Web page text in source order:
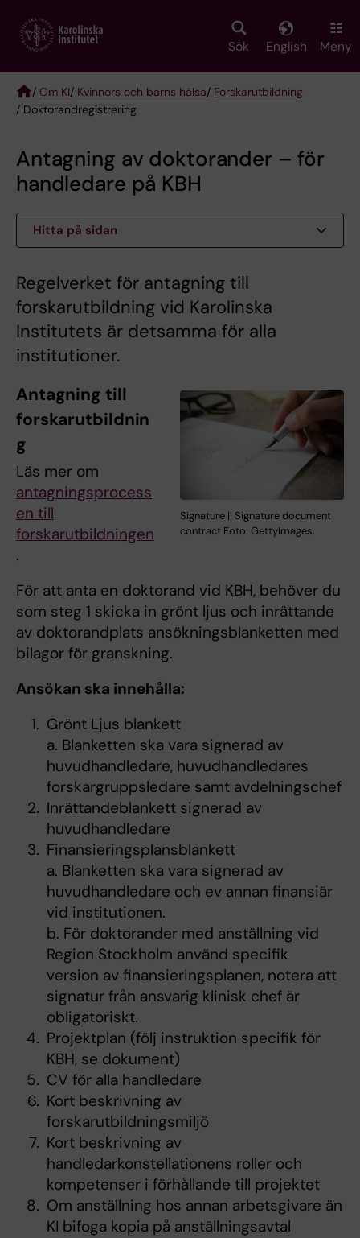
main
Sök English Meny
Breadcrumb
/ Om KI/ Kvinnors och barns hälsa/ Forskarutbildning
/ Doktorandregistrering
Antagning av doktorander – för
handledare på KBH
Hitta på sidan
Regelverket för antagning till
forskarutbildning vid Karolinska
Institutets är detsamma för alla
institutioner.
Signature || Signature document
contract Foto: GettyImages.
Antagning till
forskarutbildnin
g
Läs mer om
antagningsprocess
en till
forskarutbildningen
.
För att anta en doktorand vid KBH, behöver du
som steg 1 skicka in grönt ljus och inrättande
av doktorandplats ansökningsblanketten med
bilagor för granskning.
Ansökan ska innehålla:
Grönt Ljus blankett
a. Blanketten ska vara signerad av
huvudhandledare, huvudhandledares
forskargruppsledare samt avdelningschef
Inrättandeblankett signerad av
huvudhandledare
Finansieringsplansblankett
a. Blanketten ska vara signerad av
huvudhandledare och ev annan finansiär
vid institutionen.
b. För doktorander med anställning vid
Region Stockholm använd specifik
version av finansieringsplanen, notera att
signatur från ansvarig klinisk chef är
obligatoriskt.
Projektplan (följ instruktion specifik för
KBH, se dokument)
CV för alla handledare
Kort beskrivning av
forskarutbildningsmiljö
Kort beskrivning av
handledarkonstellationens roller och
kompetenser i förhållande till projektet
Om anställning hos annan arbetsgivare än
KI bifoga kopia på anställningsavtal